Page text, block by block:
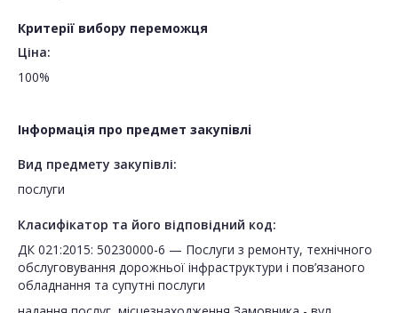
Критерії вибору переможця
Ціна:
100%
Інформація про предмет закупівлі
Вид предмету закупівлі:
послуги
Класифікатор та його відповідний код:
ДК 021:2015: 50230000-6 — Послуги з ремонту, технічного
обслуговування дорожньої інфраструктури і пов’язаного
обладнання та супутні послуги